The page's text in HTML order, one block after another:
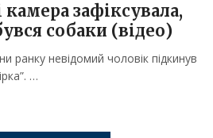
зафіксувала,
собаки (відео)
ранку невідомий чоловік підкинув
…